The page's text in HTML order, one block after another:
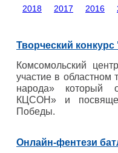
2018 2017 2016
Творческий
Комсомольский
участие в областном
народа» который
КЦСОН» и
Победы.
Онлайн-фентези